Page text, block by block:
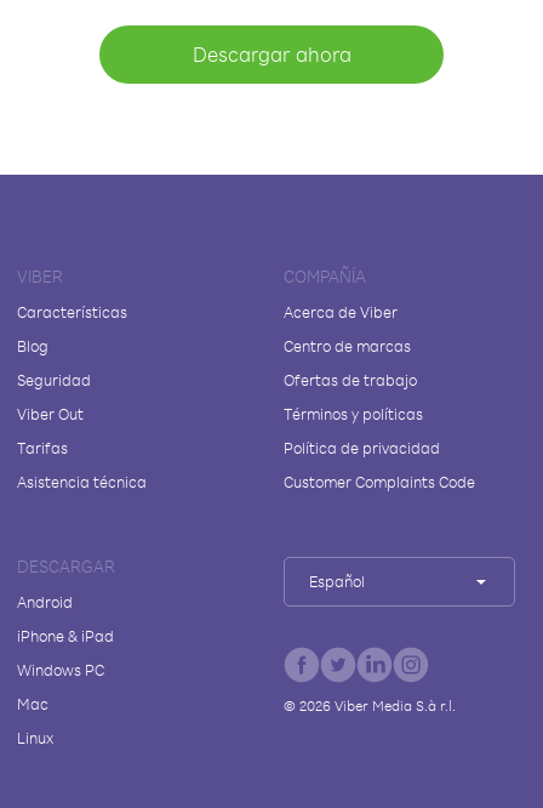
Descargar ahora
VIBER
Características
Blog
Seguridad
Viber Out
Tarifas
Asistencia técnica
COMPAÑÍA
Acerca de Viber
Centro de marcas
Ofertas de trabajo
Términos y políticas
Política de privacidad
Customer Complaints Code
DESCARGAR
Android
iPhone & iPad
Windows PC
Mac
Linux
Español
© 2026Viber Media S.à r.l.